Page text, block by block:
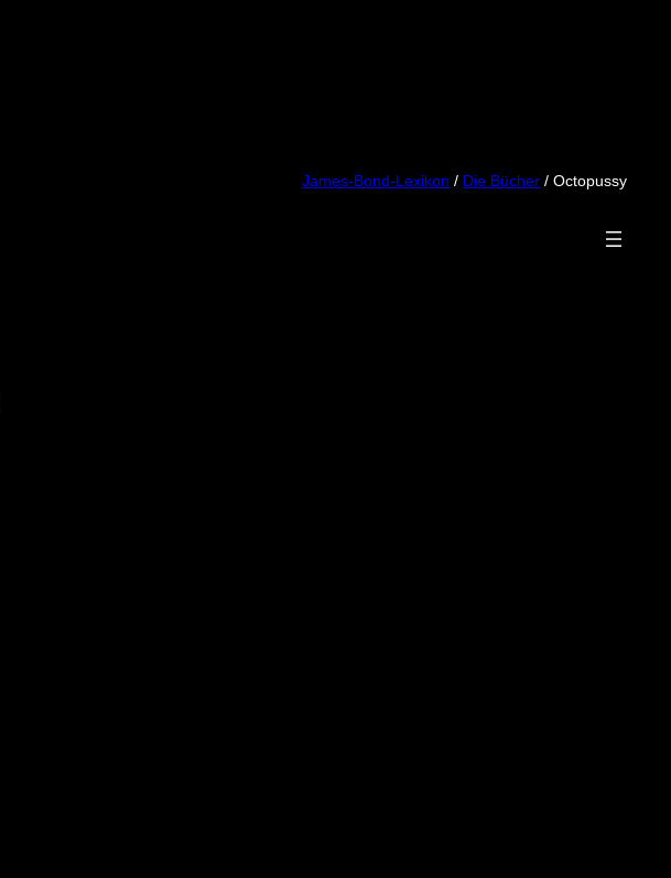
James-Bond-Lexikon / Die Bücher / Octopussy